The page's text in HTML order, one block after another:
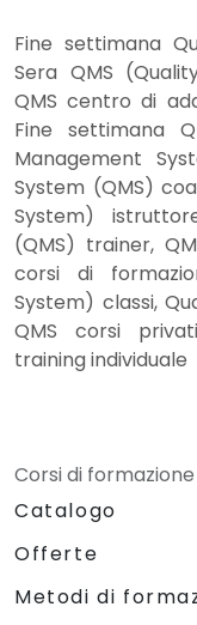
Fine settimana
Sera QMS
QMS centro di
Fine settimana
Management
System (QMS)
System)
(QMS) trainer,
corsi di
System) classi,
QMS corsi
training individuale
Corsi di formazione
Catalogo
Offerte
Metodi di